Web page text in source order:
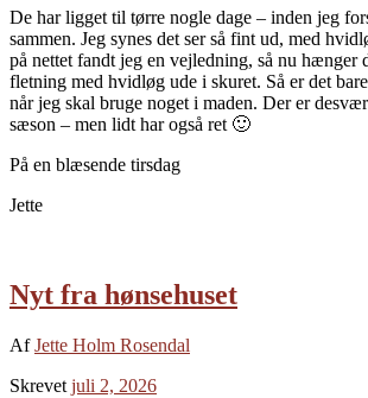
De har ligget til tørre nogle dage – inden jeg
sammen. Jeg synes det ser så fint ud, med
på nettet fandt jeg en vejledning, så nu hænger
fletning med hvidløg ude i skuret. Så er det
når jeg skal bruge noget i maden. Der er
sæson – men lidt har også ret 🙂
På en blæsende tirsdag
Jette
Nyt fra hønsehuset
AfJette Holm Rosendal
Skrevet juli 2, 2026